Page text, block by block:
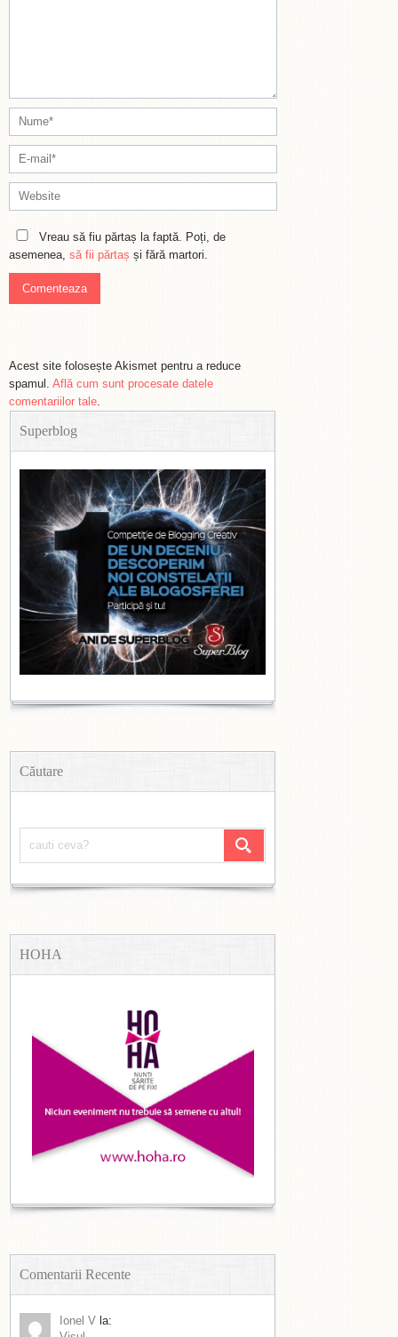
Vreau să fiu părtaș la faptă. Poți, de
asemenea, să fii părtaș și fără martori.
Acest site folosește Akismet pentru a reduce
spamul. Află cum sunt procesate datele
comentariilor tale.
Superblog
Căutare
HOHA
Comentarii Recente
Ionel V la: